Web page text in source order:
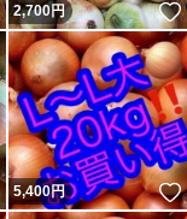
いいね！
2,700円
いいね！
5,400円